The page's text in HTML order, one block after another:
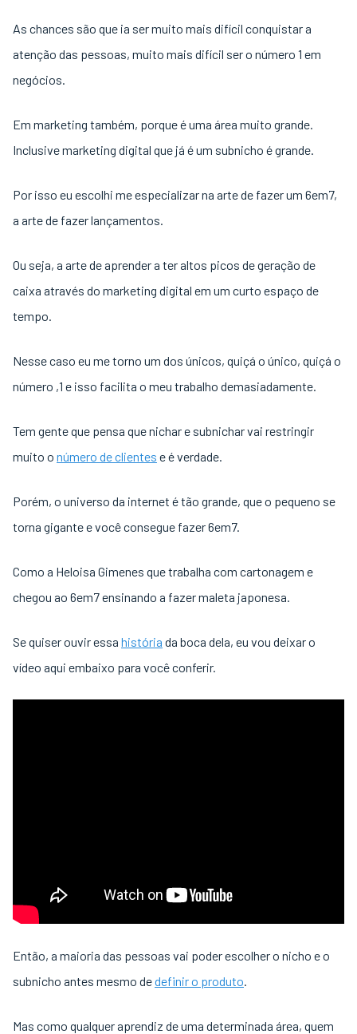
As chances são que ia ser muito mais difícil conquistar a
atenção das pessoas, muito mais difícil ser o número 1 em
negócios.
Em marketing também, porque é uma área muito grande.
Inclusive marketing digital que já é um subnicho é grande.
Por isso eu escolhi me especializar na arte de fazer um 6em7,
a arte de fazer lançamentos.
Ou seja, a arte de aprender a ter altos picos de geração de
caixa através do marketing digital em um curto espaço de
tempo.
Nesse caso eu me torno um dos únicos, quiçá o único, quiçá o
número ,1 e isso facilita o meu trabalho demasiadamente.
Tem gente que pensa que nichar e subnichar vai restringir
muito o número de clientes e é verdade.
Porém, o universo da internet é tão grande, que o pequeno se
torna gigante e você consegue fazer 6em7.
Como a Heloisa Gimenes que trabalha com cartonagem e
chegou ao 6em7 ensinando a fazer maleta japonesa.
Se quiser ouvir essa história da boca dela, eu vou deixar o
vídeo aqui embaixo para você conferir.
Então, a maioria das pessoas vai poder escolher o nicho e o
subnicho antes mesmo dedefinir o produto.
Mas como qualquer aprendiz de uma determinada área, quem